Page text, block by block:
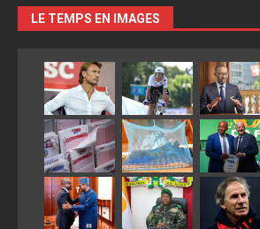
LE TEMPS EN IMAGES